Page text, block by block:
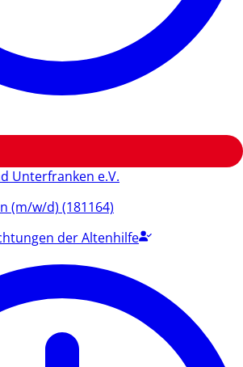
Unterfranken e.V.
(m/w/d) (181164)
der Altenhilfe